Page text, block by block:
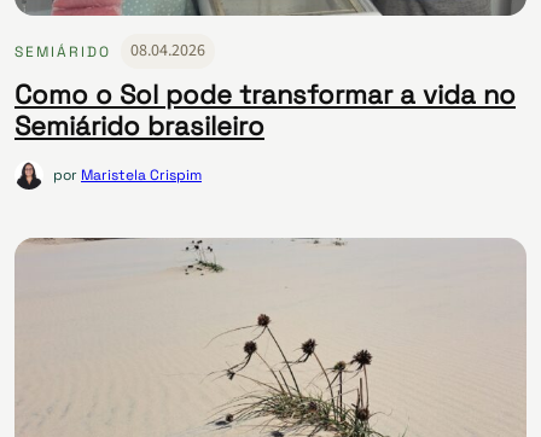
SEMIÁRIDO 08.04.2026
Como o Sol pode transformar a vida no
Semiárido brasileiro
por Maristela Crispim